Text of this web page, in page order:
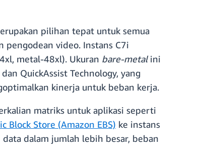
pilihan tepat untuk semua
video. Instans C7i
metal-48xl). Ukuran bare-metalini
QuickAssist Technology, yang
kinerja untuk beban kerja.
matriks untuk aplikasi seperti
Block Store (Amazon EBS) ke instans
dalam jumlah lebih besar, beban